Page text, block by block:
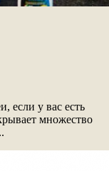
если у вас есть
множество